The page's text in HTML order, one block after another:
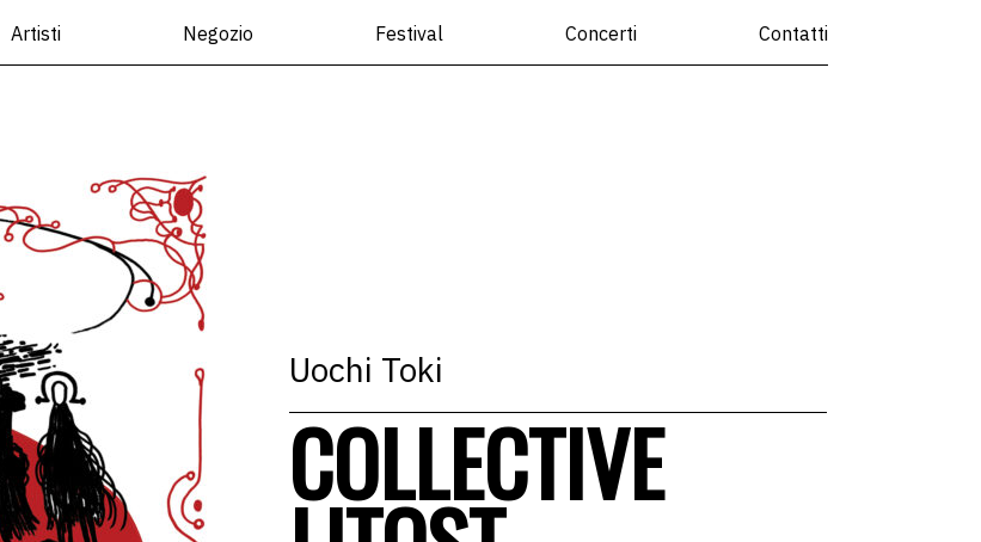
Artisti Negozio Festival Concerti Contatti
Uochi Toki
COLLECTIVE